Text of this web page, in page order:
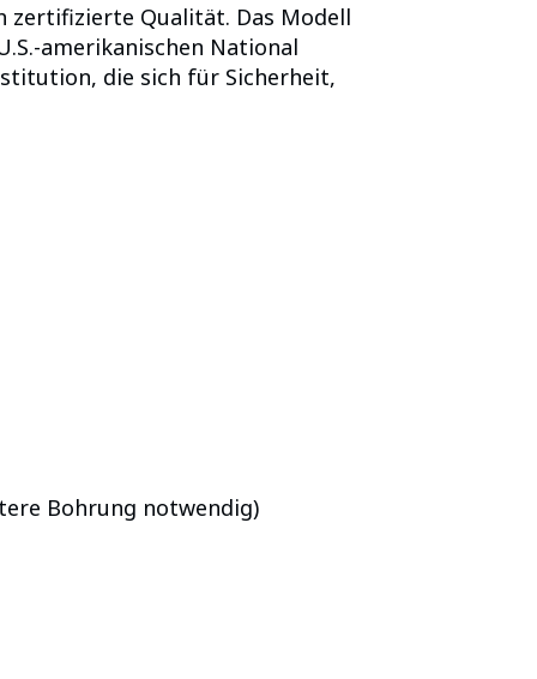
zertifizierte Qualität. Das Modell
amerikanischen National
die sich für Sicherheit,
Bohrung notwendig)